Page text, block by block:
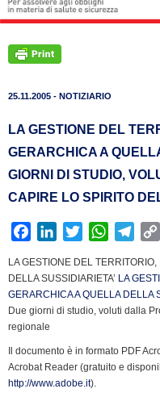
25.11.2005 - NOTIZIARIO
LA GESTIONE DEL
GERARCHICA A
GIORNI DI STUDIO,
CAPIRE LO SPIRITO
c
e
b
o
o
k
n
k
e
I
n
i
t
t
r
W
a
t
s
p
p
l
e
g
a
m
LA GESTIONE DEL
DELLA SUSSIDIARIETA’ LA
GERARCHICA A QUELLA DELLA
Due giorni di studio, voluti dalla
regionale
Il documento è in formato PDF
Acrobat Reader (gratuito e
http://www.adobe.it).